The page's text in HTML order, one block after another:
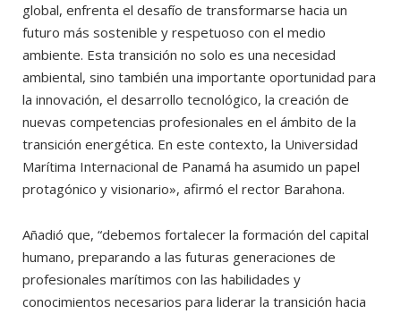
global, enfrenta el desafío de transformarse hacia un
futuro más sostenible y respetuoso con el medio
ambiente. Esta transición no solo es una necesidad
ambiental, sino también una importante oportunidad para
la innovación, el desarrollo tecnológico, la creación de
nuevas competencias profesionales en el ámbito de la
transición energética. En este contexto, la Universidad
Marítima Internacional de Panamá ha asumido un papel
protagónico y visionario», afirmó el rector Barahona.
Añadió que, “debemos fortalecer la formación del capital
humano, preparando a las futuras generaciones de
profesionales marítimos con las habilidades y
conocimientos necesarios para liderar la transición hacia